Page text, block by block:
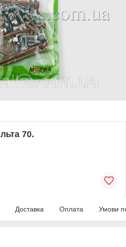
70.
Доставка Оплата Умови